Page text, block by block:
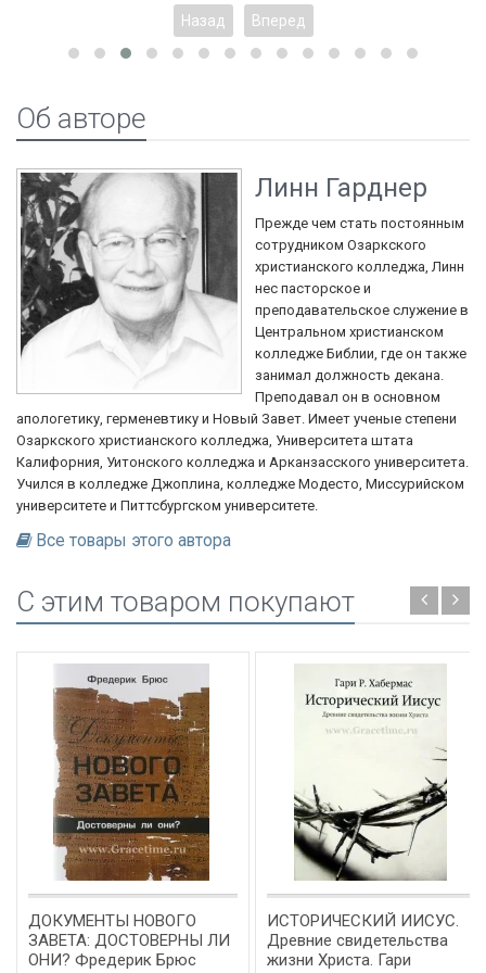
Назад Вперед
Об авторе
Линн Гарднер
Прежде чем стать постоянным
сотрудником Озаркского
христианского колледжа, Линн
нес пасторское и
преподавательское служение в
Центральном христианском
колледже Библии, где он также
занимал должность декана.
Преподавал он в основном
апологетику, герменевтику и Новый Завет. Имеет ученые степени
Озаркского христианского колледжа, Университета штата
Калифорния, Уитонского колледжа и Арканзасского университета.
Учился в колледже Джоплина, колледже Модесто, Миссурийском
университете и Питтсбургском университете.
Все товары этого автора
C этим товаром покупают
ДОКУМЕНТЫ НОВОГО
ЗАВЕТА: ДОСТОВЕРНЫ ЛИ
ОНИ? Фредерик Брюс
ИСТОРИЧЕСКИЙ ИИСУС.
Древние свидетельства
жизни Христа. Гари